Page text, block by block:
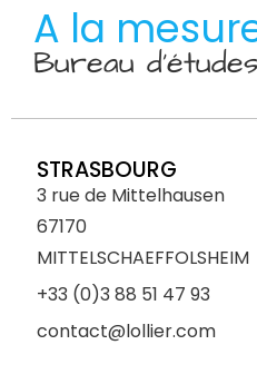
A la
Bureau
STRASBOURG
3 rue de Mittelhausen
67170
MITTELSCHAEFFOLSHEIM
+33 (0)3 88 51 47 93
contact@lollier.com